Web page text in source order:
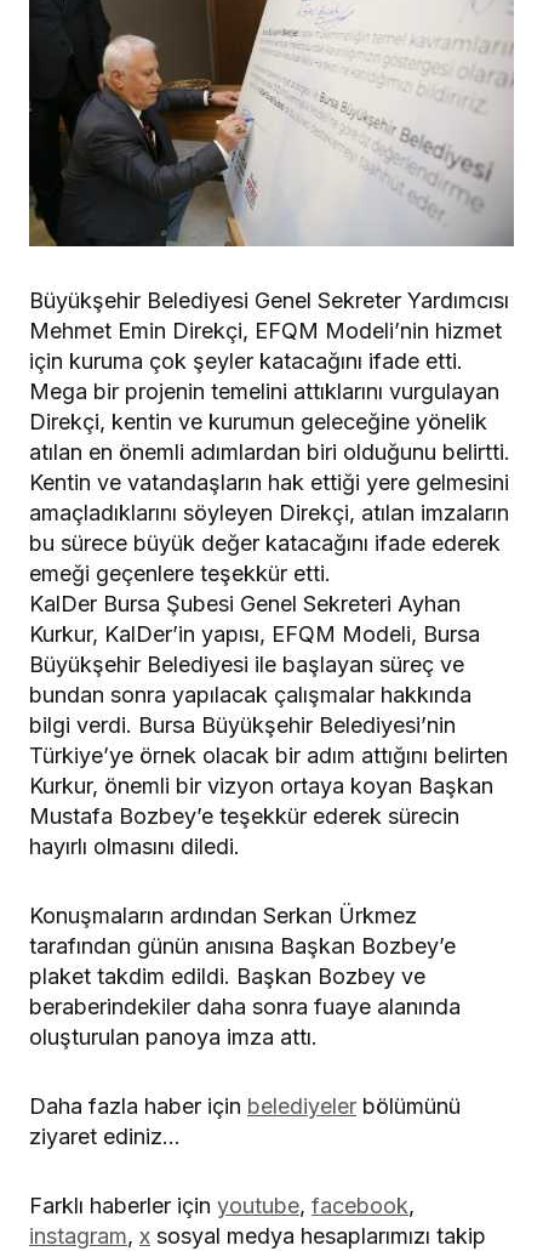
Büyükşehir Belediyesi Genel Sekreter Yardımcısı
Mehmet Emin Direkçi, EFQM Modeli’nin hizmet
için kuruma çok şeyler katacağını ifade etti.
Mega bir projenin temelini attıklarını vurgulayan
Direkçi, kentin ve kurumun geleceğine yönelik
atılan en önemli adımlardan biri olduğunu belirtti.
Kentin ve vatandaşların hak ettiği yere gelmesini
amaçladıklarını söyleyen Direkçi, atılan imzaların
bu sürece büyük değer katacağını ifade ederek
emeği geçenlere teşekkür etti.
KalDer Bursa Şubesi Genel Sekreteri Ayhan
Kurkur, KalDer’in yapısı, EFQM Modeli, Bursa
Büyükşehir Belediyesi ile başlayan süreç ve
bundan sonra yapılacak çalışmalar hakkında
bilgi verdi. Bursa Büyükşehir Belediyesi’nin
Türkiye’ye örnek olacak bir adım attığını belirten
Kurkur, önemli bir vizyon ortaya koyan Başkan
Mustafa Bozbey’e teşekkür ederek sürecin
hayırlı olmasını diledi.
Konuşmaların ardından Serkan Ürkmez
tarafından günün anısına Başkan Bozbey’e
plaket takdim edildi. Başkan Bozbey ve
beraberindekiler daha sonra fuaye alanında
oluşturulan panoya imza attı.
Daha fazla haber için belediyeler bölümünü
ziyaret ediniz…
Farklı haberler için youtube, facebook,
instagram, x sosyal medya hesaplarımızı takip